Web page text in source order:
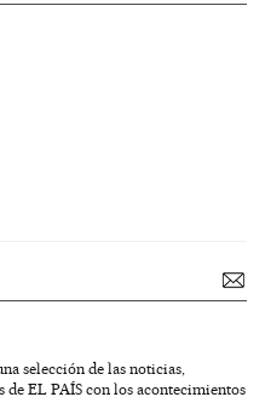
selección de las noticias,
EL PAÍS con los acontecimientos